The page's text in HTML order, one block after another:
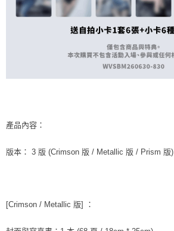
產品內容：
版本： 3 版 (Crimson 版 / Metallic 版 / Prism 版)
[Crimson / Metallic 版] ：